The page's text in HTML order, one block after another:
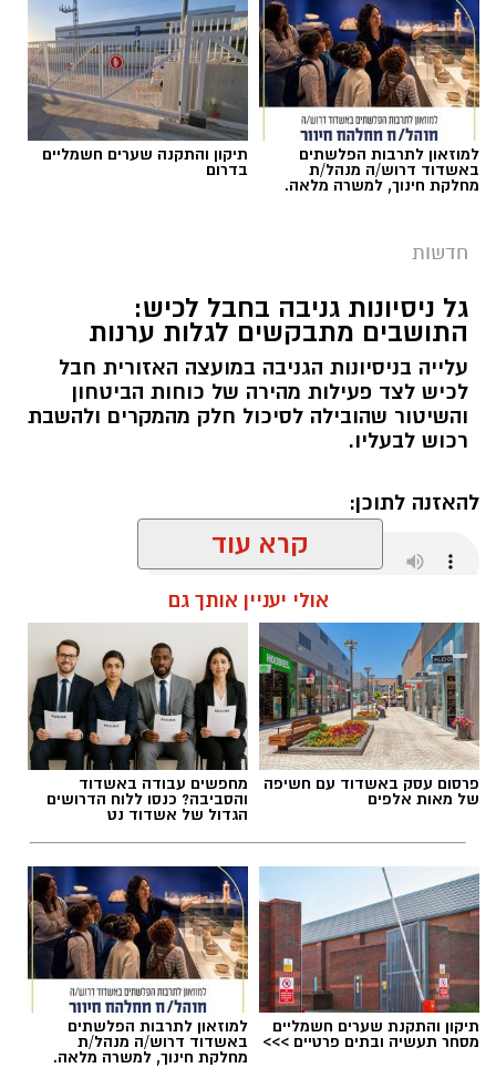
למוזאון לתרבות הפלשתים
באשדוד דרוש/ה מנהל/ת
מחלקת חינוך, למשרה מלאה.
תיקון והתקנה שערים חשמליים
בדרום
חדשות
גל ניסיונות גניבה בחבל לכיש:
התושבים מתבקשים לגלות ערנות
עלייה בניסיונות הגניבה במועצה האזורית חבל
לכיש לצד פעילות מהירה של כוחות הביטחון
והשיטור שהובילה לסיכול חלק מהמקרים ולהשבת
רכוש לבעליו.
להאזנה לתוכן:
אלדה נתנאל / 18:01 08.08.26
תגים:חבל לכיש
במהלך סוף השבוע אירעו שני ניסיונות לגניבה
מסחרית של ענבים באזור מושב לכיש. על פי
הדיווח, החשודים הגיעו ברכב ללא אורות, אך
בעקבות אינדיקציה שהתקבלה הוזעק שומר
השדות למקום, והגנבים נמלטו לפני שהצליחו
להשלים את הגניבה.
קרא עוד
אולי יעניין אותך גם
פרסום עסק באשדוד עם חשיפה
של מאות אלפים
מחפשים עבודה באשדוד
והסביבה? כנסו ללוח הדרושים
הגדול של אשדוד נט
תיקון והתקנת שערים חשמליים
מסחר תעשיה ובתים פרטיים >>>
למוזאון לתרבות הפלשתים
באשדוד דרוש/ה מנהל/ת
מחלקת חינוך, למשרה מלאה.